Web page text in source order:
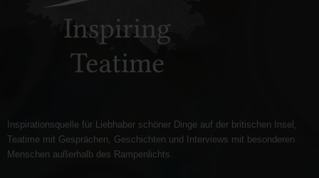
Inspirationsquelle für Liebhaber schöner Dinge auf der britischen Insel,
Teatime mit Gesprächen, Geschichten und Interviews mit besonderen
Menschen außerhalb des Rampenlichts.